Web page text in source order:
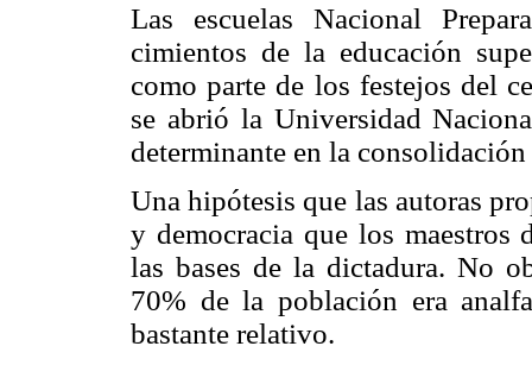
Las escuelas Nacional
cimientos de la educación
como parte de los festejos del
se abrió la Universidad
determinante en la
Una hipótesis que las autoras
y democracia que los maestros
las bases de la dictadura. No
70% de la población era
bastante relativo.